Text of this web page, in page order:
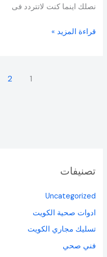
نصلك اينما كنت لاتتردد فى
قراءة المزيد »
1
2
تصنيفات
Uncategorized
ادوات صحية الكويت
تسليك مجاري الكويت
فني صحي